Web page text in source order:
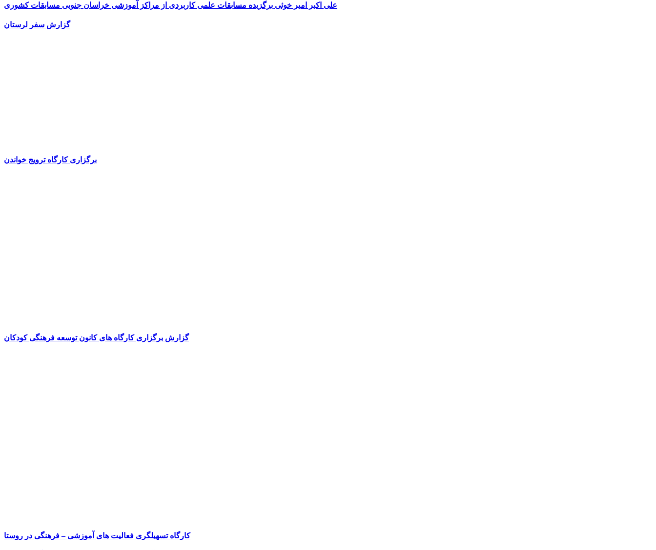
علی اکبر امیر خوئی برگزیده مسابقات علمی کاربردی از مراکز آموزشی خراسان جنوبی مسابقات کشوری
گزارش سفر لرستان
برگزاری کارگاه ترویج خواندن
گزارش برگزاری کارگاه های کانون توسعه فرهنگی کودکان
کارگاه تسهیلگری فعالیت های آموزشی – فرهنگی در روستا